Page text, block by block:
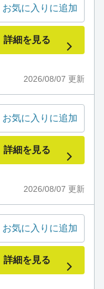
2026/08/07 更新
お気に入りに追加
詳細を見る
2026/08/07 更新
お気に入りに追加
詳細を見る
お気に入りに追加
詳細を見る